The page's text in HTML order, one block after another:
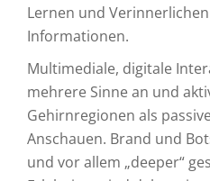
Lernen und
Informationen.
Multimediale, digitale
mehrere Sinne an und
Gehirnregionen als
Anschauen. Brand und
und vor allem „deeper“